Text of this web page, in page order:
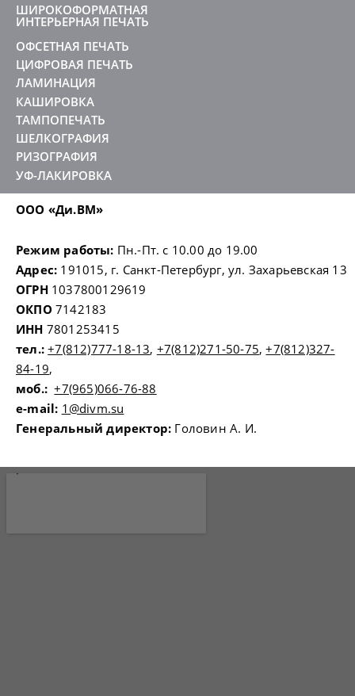
ШИРОКОФОРМАТНАЯ
ИНТЕРЬЕРНАЯ ПЕЧАТЬ
ОФСЕТНАЯ ПЕЧАТЬ
ЦИФРОВАЯ ПЕЧАТЬ
ЛАМИНАЦИЯ
КАШИРОВКА
ТАМПОПЕЧАТЬ
ШЕЛКОГРАФИЯ
РИЗОГРАФИЯ
УФ-ЛАКИРОВКА
ООО «Ди.ВМ»
Режим работы: Пн.-Пт. с 10.00 до 19.00
Адрес: 191015, г. Санкт-Петербург, ул. Захарьевская 13
ОГРН1037800129619
ОКПО 7142183
ИНН 7801253415
тел.: +7(812)777-18-13, +7(812)271-50-75,+7(812)327-
84-19,
моб.: +7(965)066-76-88
e-mail: 1@divm.su
Генеральный директор: Головин А. И.